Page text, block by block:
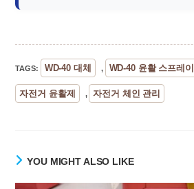
TAGS: WD-40 대체 , WD-40 윤활 스프레이
자전거 윤활제 , 자전거 체인 관리
YOU MIGHT ALSO LIKE